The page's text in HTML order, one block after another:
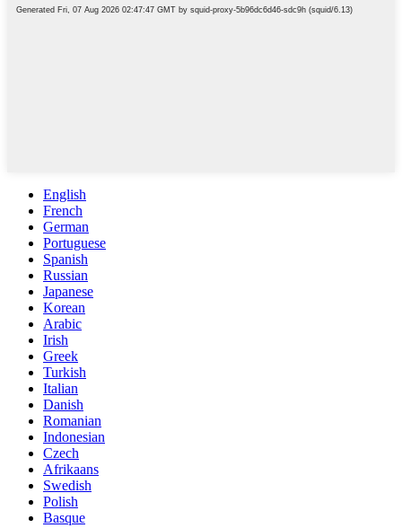
English
French
German
Portuguese
Spanish
Russian
Japanese
Korean
Arabic
Irish
Greek
Turkish
Italian
Danish
Romanian
Indonesian
Czech
Afrikaans
Swedish
Polish
Basque